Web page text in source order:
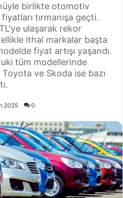
birlikte otomotiv
tırmanışa geçti.
ulaşarak rekor
ithal markalar başta
fiyat artışı yaşandı.
tüm modellerinde
ve Skoda ise bazı
2025 0